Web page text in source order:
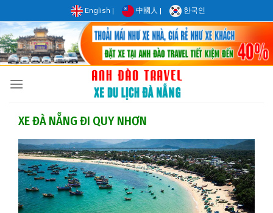
to
content
English | 中國人 | 한국인
XE ĐÀ NẴNG ĐI QUY NHƠN